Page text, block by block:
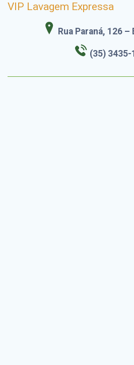
VIP Lavagem Expressa
Rua Paraná, 126
(35) 3435-